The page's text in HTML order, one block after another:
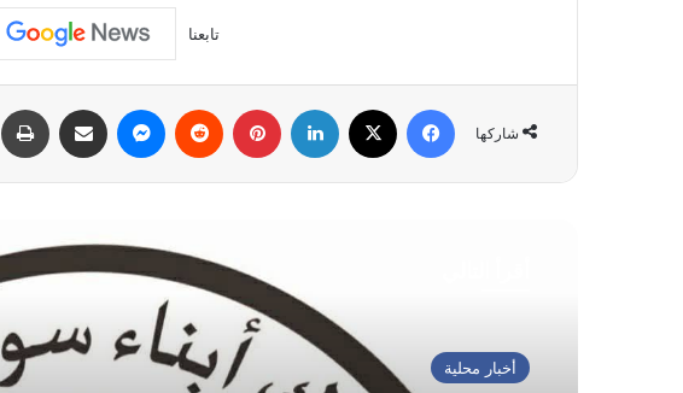
تابعنا
شاركها
فيسبوك لينكدإن بينتيريست ماسنجر مشاركة عبر البريد
أخبار محلية